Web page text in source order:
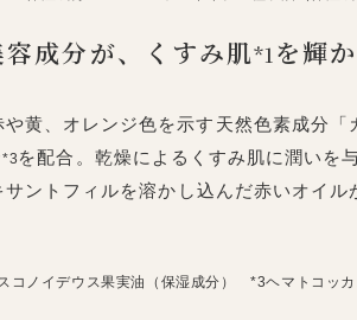
成分が、くすみ肌*1 を輝
黄、オレンジ色を示す天然色素成分「
*3 を配合。乾燥によるくすみ肌に潤いを
ントフィルを溶かし込んだ赤いオイ
ノイデウス果実油（保湿成分） *3ヘマトコッカ